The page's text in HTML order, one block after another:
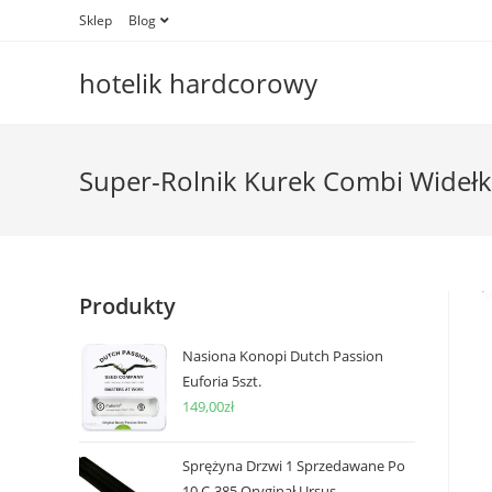
Sklep Blog
hotelik hardcorowy
Super-Rolnik Kurek Combi
Produkty
Nasiona Konopi Dutch Passion
Euforia 5szt.
149,00zł
Sprężyna Drzwi 1 Sprzedawane Po